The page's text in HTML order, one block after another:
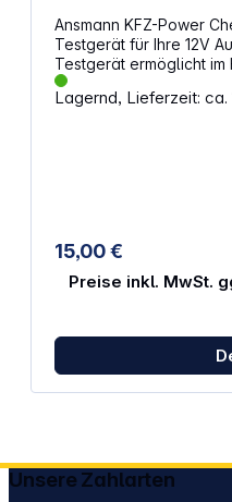
Ansmann KFZ-Power
Testgerät für Ihre 12V
Testgerät ermöglicht im
Ladezustand der Kfz-
Belastbarkeit zu prüfen.
farblich
angeschlossen. Ein
durch eingebauten
technische Kenntnisse
Ihrer Autobatterie
beides wichtige
Autofahrer beim
entsprechende
Lagernd, Lieferzeit:
15,00 €
Preise inkl. MwSt.
Unsere Zahlarten